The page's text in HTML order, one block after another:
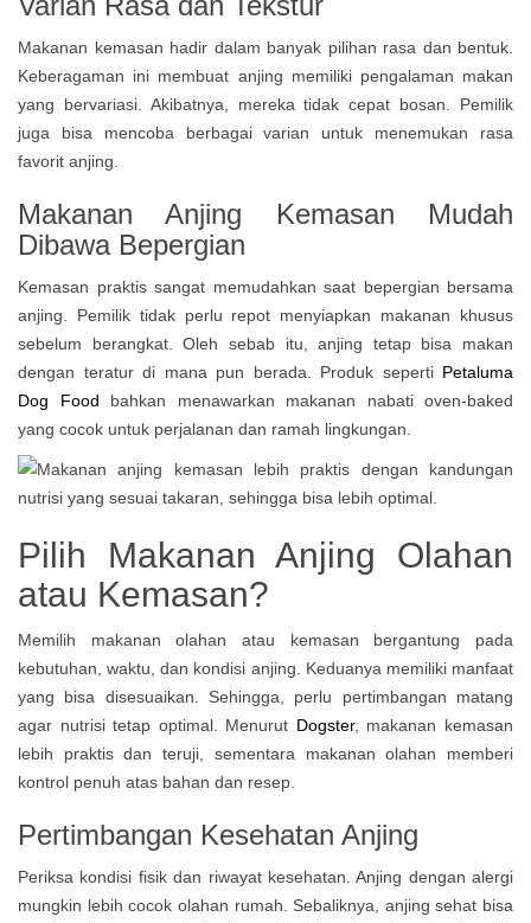
Makanan kemasan hadir dalam banyak pilihan rasa dan bentuk.
Keberagaman ini membuat anjing memiliki pengalaman makan
yang bervariasi. Akibatnya, mereka tidak cepat bosan. Pemilik
juga bisa mencoba berbagai varian untuk menemukan rasa
favorit anjing.
Makanan Anjing Kemasan Mudah
Dibawa Bepergian
Kemasan praktis sangat memudahkan saat bepergian bersama
anjing. Pemilik tidak perlu repot menyiapkan makanan khusus
sebelum berangkat. Oleh sebab itu, anjing tetap bisa makan
dengan teratur di mana pun berada. Produk seperti Petaluma
Dog Food bahkan menawarkan makanan nabati oven-baked
yang cocok untuk perjalanan dan ramah lingkungan.
Pilih Makanan Anjing Olahan
atau Kemasan?
Memilih makanan olahan atau kemasan bergantung pada
kebutuhan, waktu, dan kondisi anjing. Keduanya memiliki manfaat
yang bisa disesuaikan. Sehingga, perlu pertimbangan matang
agar nutrisi tetap optimal. Menurut Dogster, makanan kemasan
lebih praktis dan teruji, sementara makanan olahan memberi
kontrol penuh atas bahan dan resep.
Pertimbangan Kesehatan Anjing
Periksa kondisi fisik dan riwayat kesehatan. Anjing dengan alergi
mungkin lebih cocok olahan rumah. Sebaliknya, anjing sehat bisa